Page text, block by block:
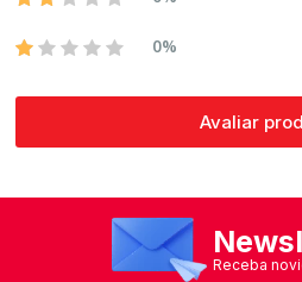
0%
Avaliar
Receba